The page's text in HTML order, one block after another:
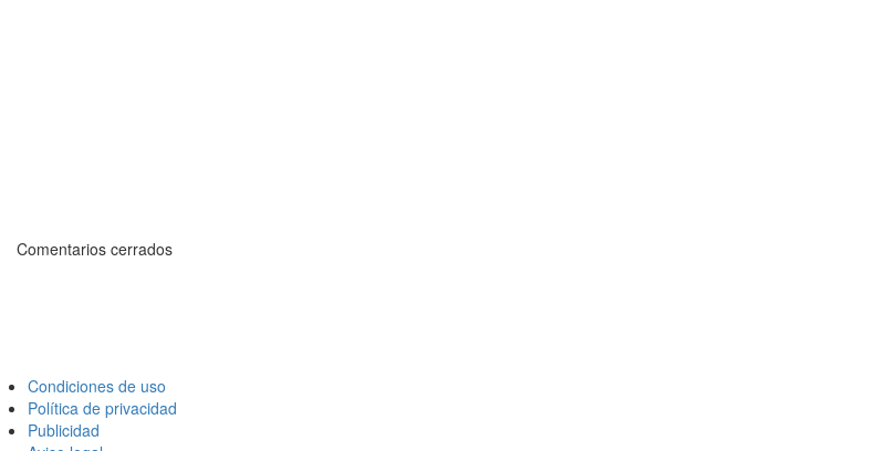
Comentarios cerrados
Condiciones de uso
Política de privacidad
Publicidad